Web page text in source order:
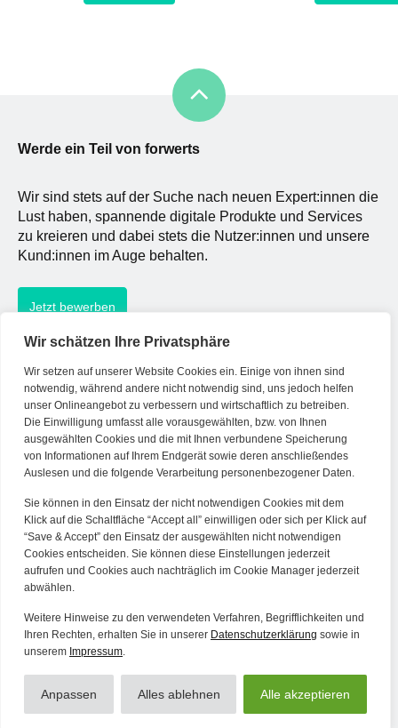
Wir schätzen Ihre Privatsphäre
Wir setzen auf unserer Website Cookies ein. Einige von ihnen sind
notwendig, während andere nicht notwendig sind, uns jedoch helfen
unser Onlineangebot zu verbessern und wirtschaftlich zu betreiben.
Die Einwilligung umfasst alle vorausgewählten, bzw. von Ihnen
ausgewählten Cookies und die mit Ihnen verbundene Speicherung
von Informationen auf Ihrem Endgerät sowie deren anschließendes
Auslesen und die folgende Verarbeitung personenbezogener Daten.
Sie können in den Einsatz der nicht notwendigen Cookies mit dem
Klick auf die Schaltfläche “Accept all” einwilligen oder sich per Klick auf
“Save & Accept” den Einsatz der ausgewählten nicht notwendigen
Cookies entscheiden. Sie können diese Einstellungen jederzeit
aufrufen und Cookies auch nachträglich im Cookie Manager jederzeit
abwählen.
Weitere Hinweise zu den verwendeten Verfahren, Begrifflichkeiten und
Ihren Rechten, erhalten Sie in unserer Datenschutzerklärung sowie in
unserem Impressum.
Anpassen Alles ablehnen Alle akzeptieren
Alle Artikel
Prozessmodernisierung sind so
wettbewerbsfähig zu bleiben. Der
Werde ein Teil von forwerts
Wir sind stets auf der Suche nach neuen Expert:innen die
Lust haben, spannende digitale Produkte und Services
zu kreieren und dabei stets die Nutzer:innen und unsere
Kund:innen im Auge behalten.
Jetzt bewerben
Kontakt
Tel. Zentrale: +49 (69) 27273681
E-Mail: kontakt@forwerts.com
FFM – Friedensstraße 11
60311 Frankfurt am Main
→ Anfahrtsplan Frankfurt
HN – Gymnasiumstraße 35
74072 Heilbronn
→ Anfahrtsplan Heilbronn
Datenschutzerklärung
Impressum